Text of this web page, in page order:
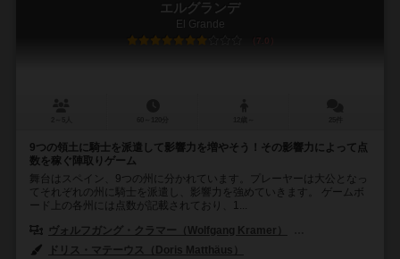
エルグランデ
El Grande
7.0
9つの領土に騎士を派遣して影響力を増やそう！その影響力によって点
数を稼ぐ陣取りゲーム
舞台はスペイン、9つの州に分かれています。プレーヤーは大公となっ
てそれぞれの州に騎士を派遣し、影響力を強めていきます。 ゲームボ
ード上の各州には点数が記載されており、1...
ヴォルフガング・クラマー（Wolfgang Kramer）
ドリス・マテーウス（Doris Matthäus）